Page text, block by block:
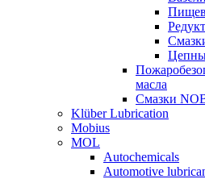
масла
Смазки
Klüber Lubrication
Mobius
MOL
Autochemicals
Automotive